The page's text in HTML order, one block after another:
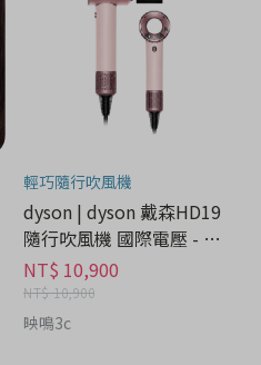
輕巧隨行吹風機
dyson | dyson 戴森HD19
隨行吹風機 國際電壓 - 家
電分期
NT$ 10,900
NT$ 10,900
映鳴3c